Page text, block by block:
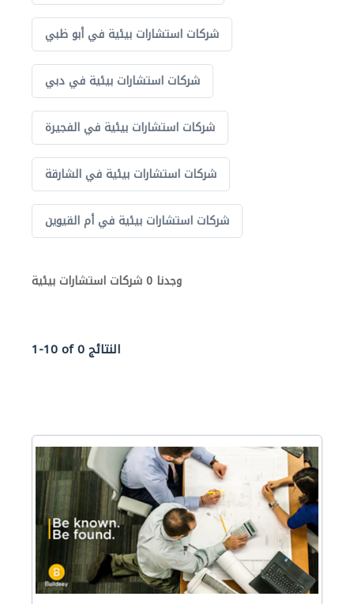
شركات استشارات بيئية في أبو ظبي
شركات استشارات بيئية في دبي
شركات استشارات بيئية في الفجيرة
شركات استشارات بيئية في الشارقة
شركات استشارات بيئية في أم القيوين
وجدنا 0 شركات استشارات بيئية
1-10 of 0 النتائج